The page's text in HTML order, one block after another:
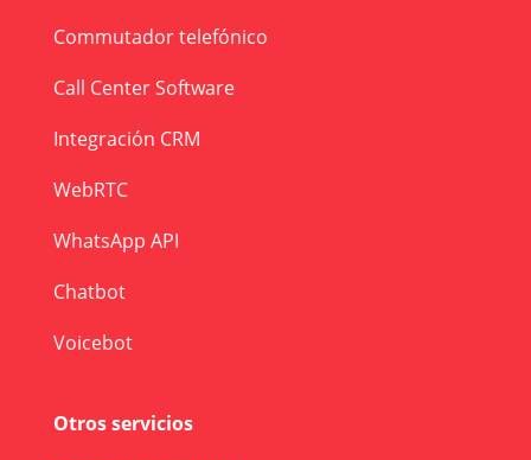
Commutador telefónico
Call Center Software
Integración CRM
WebRTC
WhatsApp API
Chatbot
Voicebot
Otros servicios